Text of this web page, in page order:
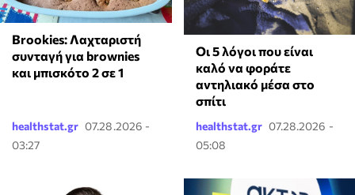
Brookies: Λαχταριστή
συνταγή για brownies
και μπισκότο 2 σε 1
healthstat.gr 07.28.2026 -
03:27
Οι 5 λόγοι που είναι
καλό να φοράτε
αντηλιακό μέσα στο
σπίτι
healthstat.gr 07.28.2026 -
05:08